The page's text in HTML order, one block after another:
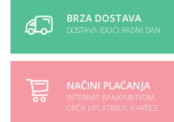
BRZA DOSTAVA
DOSTAVA IDUĆI RADNI DAN
NAČINI PLAĆANJA
INTERNET BANKARSTVOM,
OPĆA UPLATNICA, KARTICE